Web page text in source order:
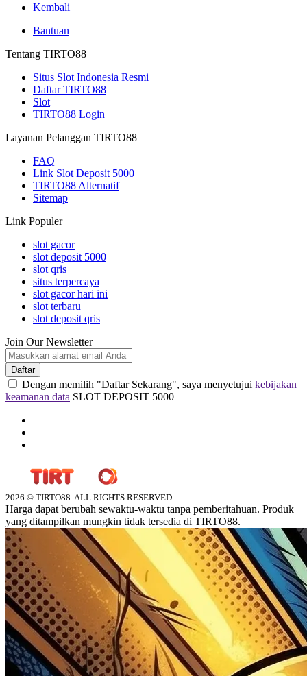
Kembali
Bantuan
Tentang TIRTO88
Situs Slot Indonesia Resmi
Daftar TIRTO88
Slot
TIRTO88 Login
Layanan Pelanggan TIRTO88
FAQ
Link Slot Deposit 5000
TIRTO88 Alternatif
Sitemap
Link Populer
slot gacor
slot deposit 5000
slot qris
situs terpercaya
slot gacor hari ini
slot terbaru
slot deposit qris
Join Our Newsletter
Daftar
Dengan memilih "Daftar Sekarang", saya menyetujui kebijakan
keamanan data SLOT DEPOSIT 5000
2026 © TIRTO88. ALL RIGHTS RESERVED.
Harga dapat berubah sewaktu-waktu tanpa pemberitahuan. Produk
yang ditampilkan mungkin tidak tersedia di TIRTO88.